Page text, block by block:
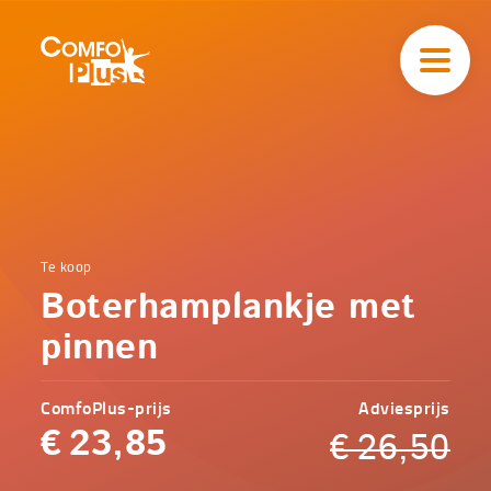
Home
Comfort
Boterhamplankje
met pinnen
Comfoplus
-
Te koop
Boterhamplankje met
pinnen
ComfoPlus-prijs
€ 23,85
Adviesprijs
€26,50
navigatieComfoPlus